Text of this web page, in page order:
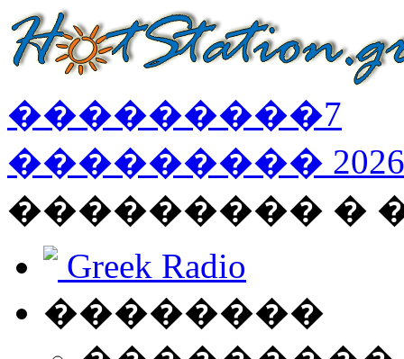
���������7
��������� 2026
��������� �
Greek Radio
��������